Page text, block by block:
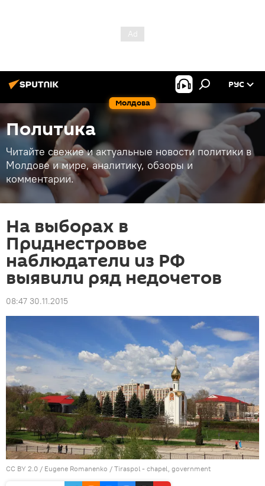
Молдова
РУС
Политика
Читайте свежие и актуальные новости политики в
Молдове и мире, аналитику, обзоры и
комментарии.
На выборах в
Приднестровье
наблюдатели из РФ
выявили ряд недочетов
08:47 30.11.2015
CC BY 2.0 / Eugene Romanenko / Tiraspol - chapel, government